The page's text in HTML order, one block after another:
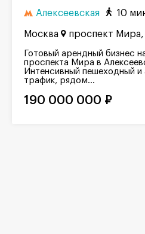
Алексеевская 10
Москва проспект Мира,
Готовый арендный бизнес
проспекта Мира в
Интенсивный пешеходный и
трафик, рядом...
190 000 000 ₽